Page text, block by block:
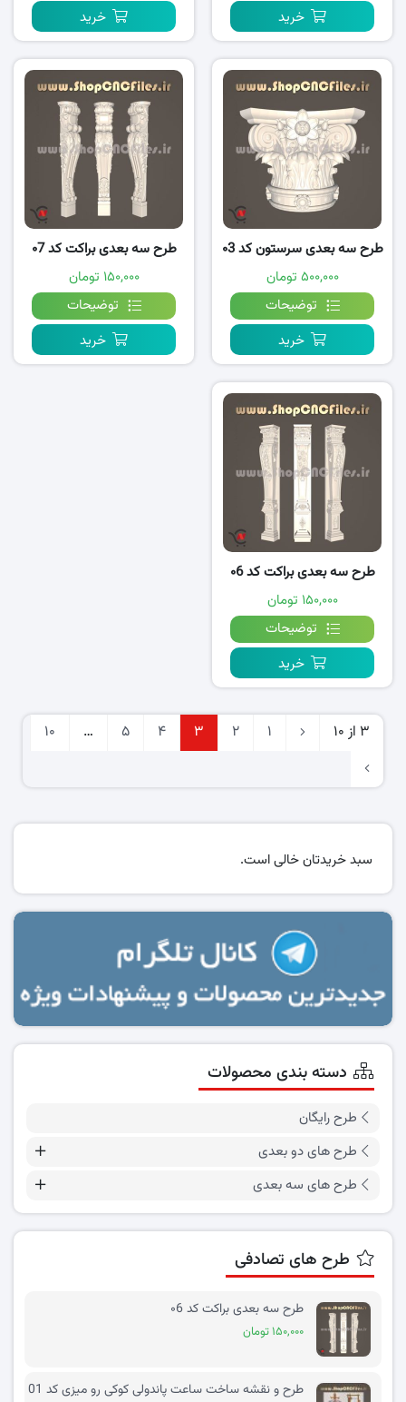
خرید خرید
طرح سه بعدی سرستون کد ۰3
۵۰۰,۰۰۰ تومان
توضیحات
خرید
طرح سه بعدی براکت کد ۰7
۱۵۰,۰۰۰ تومان
توضیحات
خرید
طرح سه بعدی براکت کد ۰6
۱۵۰,۰۰۰ تومان
توضیحات
خرید
3 از 10 1
2
3
4
5
…
10
سبد خریدتان خالی است.
دسته بندی محصولات
طرح رایگان
طرح های دو بعدی
طرح های سه بعدی
طرح های تصادفی
طرح سه بعدی براکت کد ۰6
۱۵۰,۰۰۰ تومان
طرح و نقشه ساخت ساعت پاندولی کوکی رو میزی کد 01